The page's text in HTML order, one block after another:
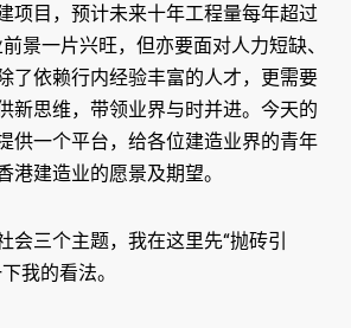
项目，预计未来十年工程量每年超过
景一片兴旺，但亦要面对人力短缺、
了依赖行内经验丰富的人才，更需要
新思维，带领业界与时并进。今天的
供一个平台，给各位建造业界的青年
港建造业的愿景及期望。
会三个主题，我在这里先“抛砖引
我的看法。